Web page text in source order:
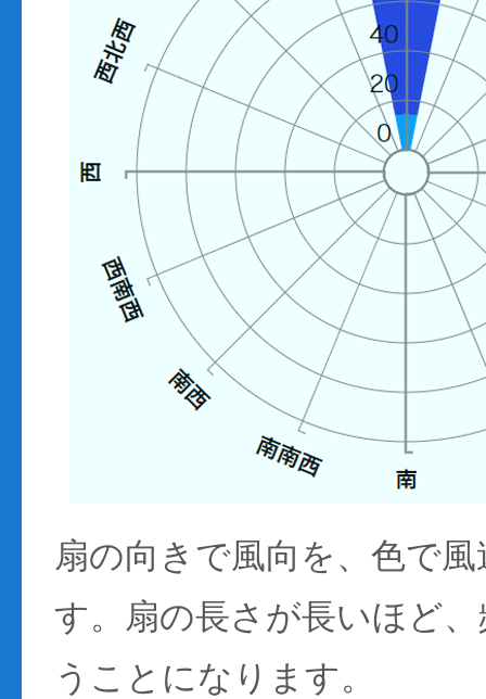
扇の向きで風向を、色で
す。扇の長さが長いほど
うことになります。